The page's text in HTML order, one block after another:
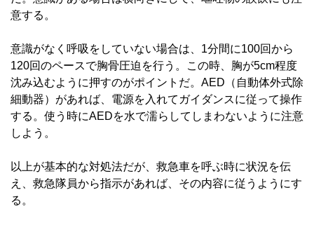
意する。
意識がなく呼吸をしていない場合は、1分間に100回から
120回のペースで胸骨圧迫を行う。この時、胸が5cm程度
沈み込むように押すのがポイントだ。AED（自動体外式除
細動器）があれば、電源を入れてガイダンスに従って操作
する。使う時にAEDを水で濡らしてしまわないように注意
しよう。
以上が基本的な対処法だが、救急車を呼ぶ時に状況を伝
え、救急隊員から指示があれば、その内容に従うようにす
る。